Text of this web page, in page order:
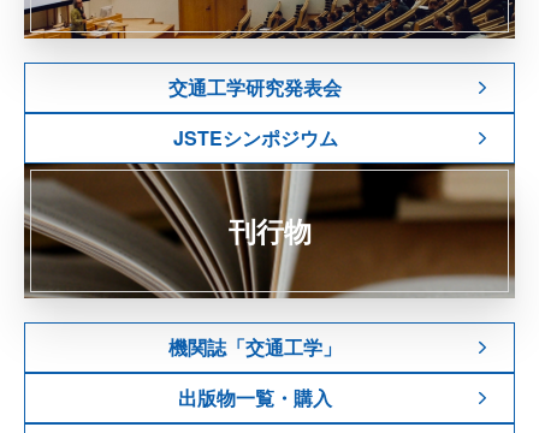
交通工学研究発表会
JSTEシンポジウム
刊行物
機関誌「交通工学」
出版物一覧・購入